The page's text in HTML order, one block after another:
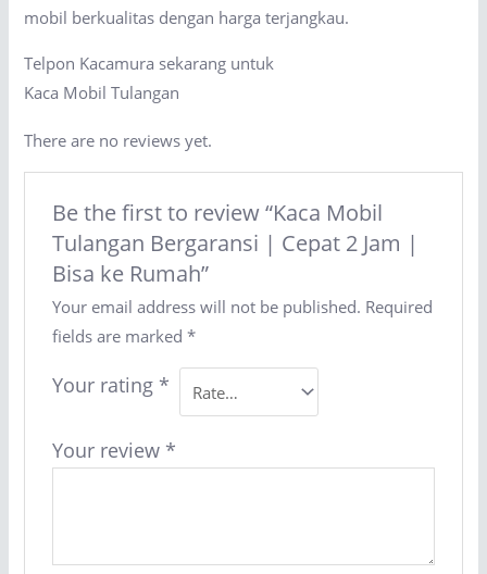
mobil berkualitas dengan harga terjangkau.
Telpon Kacamura sekarang untuk
Kaca Mobil Tulangan
There are no reviews yet.
Be the first to review “Kaca Mobil
Tulangan Bergaransi | Cepat 2 Jam |
Bisa ke Rumah”
Your email address will not be published. Required
fields are marked *
Your rating *
Your review *